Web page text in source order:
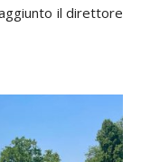
il direttore